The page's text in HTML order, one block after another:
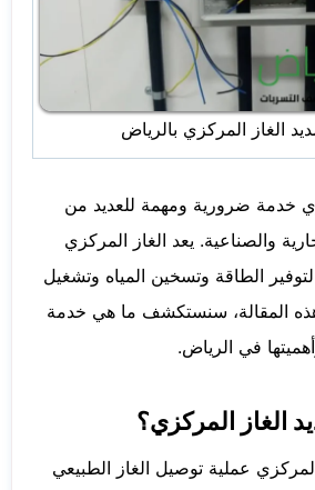
الغاز المركزي بالرياض
خدمة ضرورية ومهمة للعديد من
والصناعية. يعد الغاز المركزي
الطاقة وتسخين المياه وتشغيل
هذه المقالة، سنستكشف ما هي خدمة
في الرياض.
الغاز المركزي؟
عملية توصيل الغاز الطبيعي